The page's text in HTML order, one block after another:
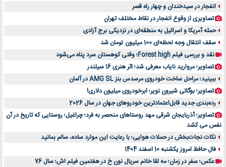
انفجار در سیدخندان و چهار راه قصر
تصاویری از وقوع انفجار در نقاط مختلف تهران
حمله آمریکا و اسرائیل به منطقه‌ای در نزدیکی برج آزادی
سقف انتقال وجه لحظه‌ای 100 میلیون تومان شد
نقد و بررسی فیلم Forest high؛ وقتی کوهستان سرد پناه می‌شود
تصاویر؛ مروارید نایاب معرفی شد؛ اثر هنری 16 سیلندر
ببینید؛ مراحل ساخت خودروی مرسدس بنز AMG SL در آلمان
تصاویر؛ بوگاتی شیرون نویر؛ ابرخودروی میلیون دلاری!
رده‌بندی جدید قابل‌اعتمادترین خودروهای جهان در سال 2026
تصاویر؛ آذربایجان شرقی مهد روستاهای منحصر به فرد؛ چراغیل؛ روستایی که تاریخ در آن
نفس می کشد
نکات نجات‌بخش در حملات هوایی؛ با رعایت این موارد ساده، سالم بمانید
فال حافظ امروز یکشنبه 10 اسفند 1404
عکس؛ سفر در زمان؛ مه لقا خانم سریال نون خ در هفتمین فیلم اش؛ سال 76